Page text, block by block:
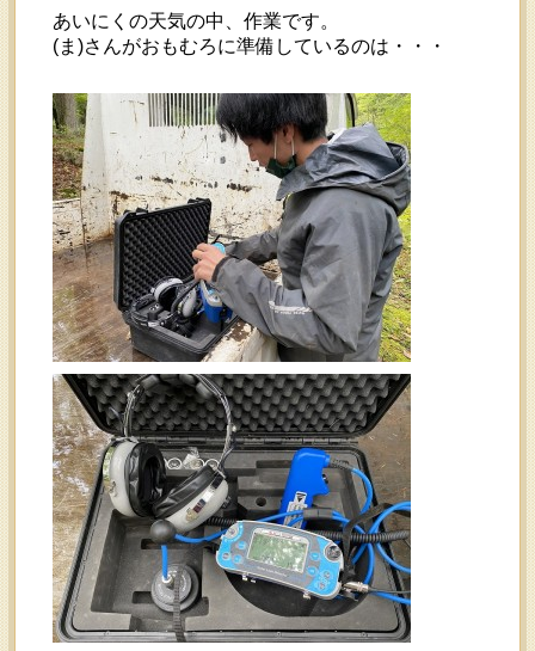
あいにくの天気の中、作業です。
(ま)さんがおもむろに準備しているのは・・・